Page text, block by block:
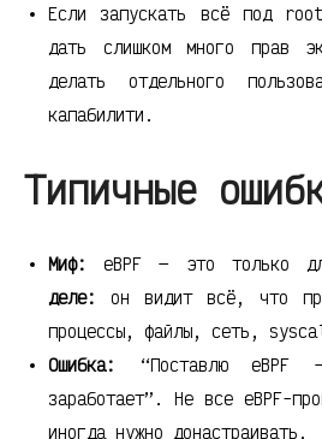
Если запускать всё под
дать слишком много прав
делать отдельного
капабилити.
Типичные
Миф: eBPF — это только
деле:
он видит всё, что
процессы, файлы, сеть,
Ошибка:
“Поставлю
заработает”. Не все eBPF-
иногда нужно донастраивать.